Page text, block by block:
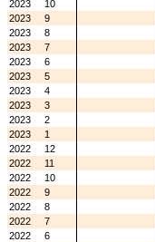
2023
10
2023
9
2023
8
2023
7
2023
6
2023
5
2023
4
2023
3
2023
2
2023
1
2022
12
2022
11
2022
10
2022
9
2022
8
2022
7
2022
6